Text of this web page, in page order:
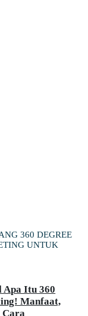
360 DEGREE
UNTUK
Apa Itu 360
Manfaat,
Cara